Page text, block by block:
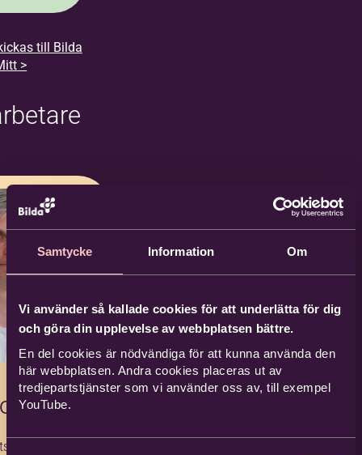
Samtycke Information Om
Vi använder så kallade cookies för att underlätta för dig
och göra din upplevelse av webbplatsen bättre.
En del cookies är nödvändiga för att kunna använda den
här webbplatsen. Andra cookies placeras ut av
tredjepartstjänster som vi använder oss av, till exempel
YouTube.
till Bilda
>